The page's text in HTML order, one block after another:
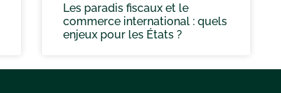
Les paradis fiscaux et le
commerce international : quels
enjeux pour les États ?